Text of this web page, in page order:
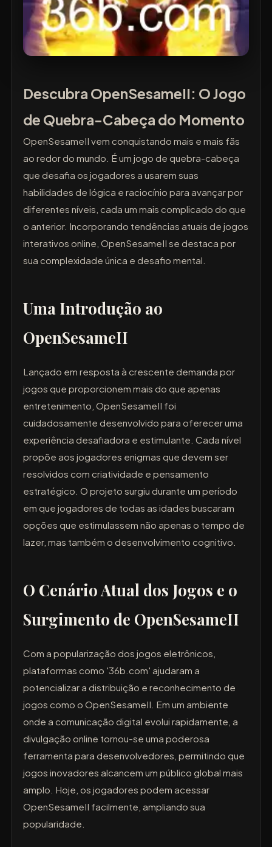
Descubra OpenSesameII: O Jogo
de Quebra-Cabeça do Momento
OpenSesameII vem conquistando mais e mais fãs
ao redor do mundo. É um jogo de quebra-cabeça
que desafia os jogadores a usarem suas
habilidades de lógica e raciocínio para avançar por
diferentes níveis, cada um mais complicado do que
o anterior. Incorporando tendências atuais de jogos
interativos online, OpenSesameII se destaca por
sua complexidade única e desafio mental.
Uma Introdução ao
OpenSesameII
Lançado em resposta à crescente demanda por
jogos que proporcionem mais do que apenas
entretenimento, OpenSesameII foi
cuidadosamente desenvolvido para oferecer uma
experiência desafiadora e estimulante. Cada nível
propõe aos jogadores enigmas que devem ser
resolvidos com criatividade e pensamento
estratégico. O projeto surgiu durante um período
em que jogadores de todas as idades buscaram
opções que estimulassem não apenas o tempo de
lazer, mas também o desenvolvimento cognitivo.
O Cenário Atual dos Jogos e o
Surgimento de OpenSesameII
Com a popularização dos jogos eletrônicos,
plataformas como '36b.com' ajudaram a
potencializar a distribuição e reconhecimento de
jogos como o OpenSesameII. Em um ambiente
onde a comunicação digital evolui rapidamente, a
divulgação online tornou-se uma poderosa
ferramenta para desenvolvedores, permitindo que
jogos inovadores alcancem um público global mais
amplo. Hoje, os jogadores podem acessar
OpenSesameII facilmente, ampliando sua
popularidade.